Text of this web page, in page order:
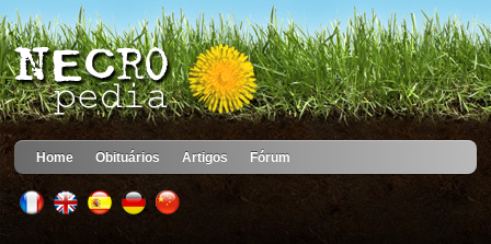
Home Obituários Artigos Fórum